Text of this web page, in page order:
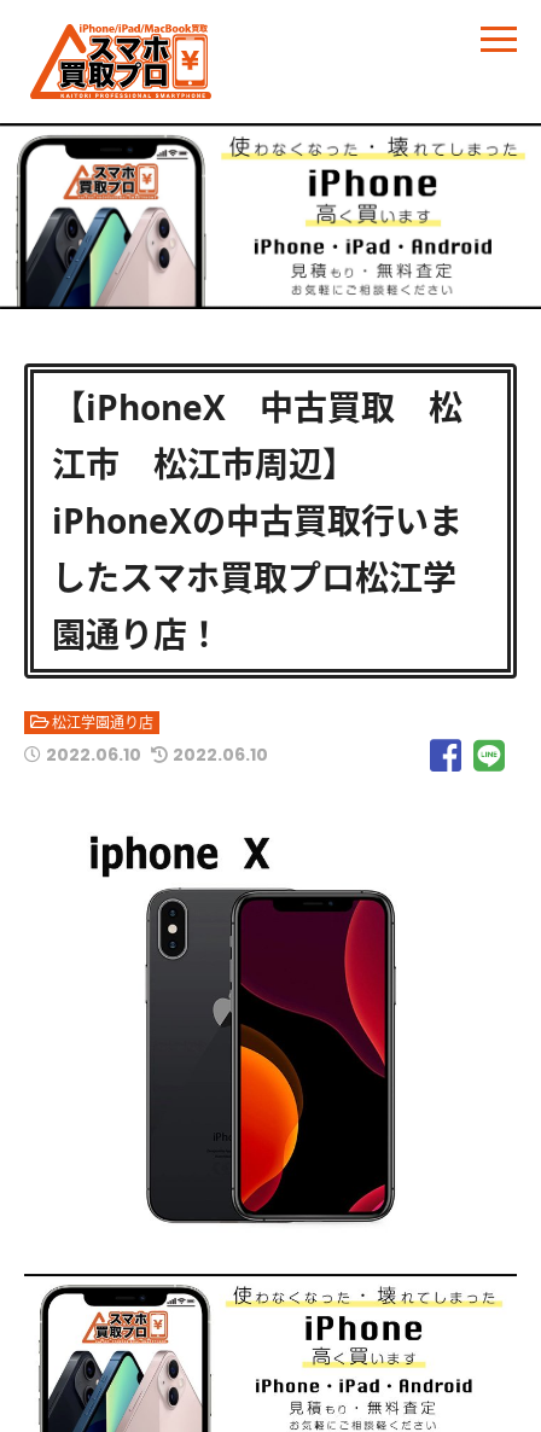
【iPhoneX 中古買取 松
江市 松江市周辺】
iPhoneXの中古買取行いま
したスマホ買取プロ松江学
園通り店！
松江学園通り店
2022.06.10 2022.06.10